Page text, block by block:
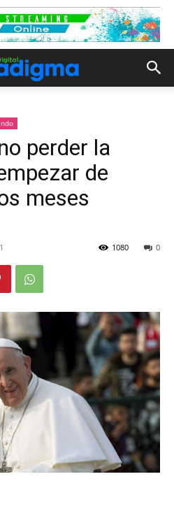
perder la
de
meses
0
1080